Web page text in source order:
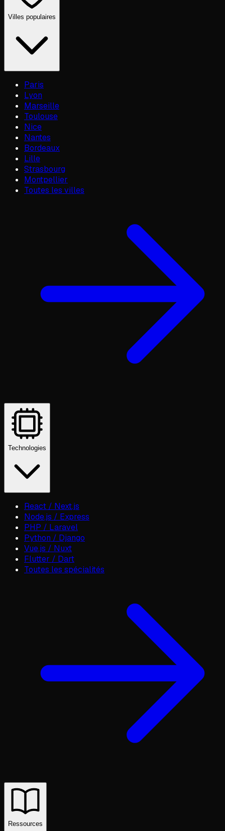
Villes populaires
Paris
Lyon
Marseille
Toulouse
Nice
Nantes
Bordeaux
Lille
Strasbourg
Montpellier
Toutes les villes
Technologies
React / Next.js
Node.js / Express
PHP / Laravel
Python / Django
Vue.js / Nuxt
Flutter / Dart
Toutes les spécialités
Ressources